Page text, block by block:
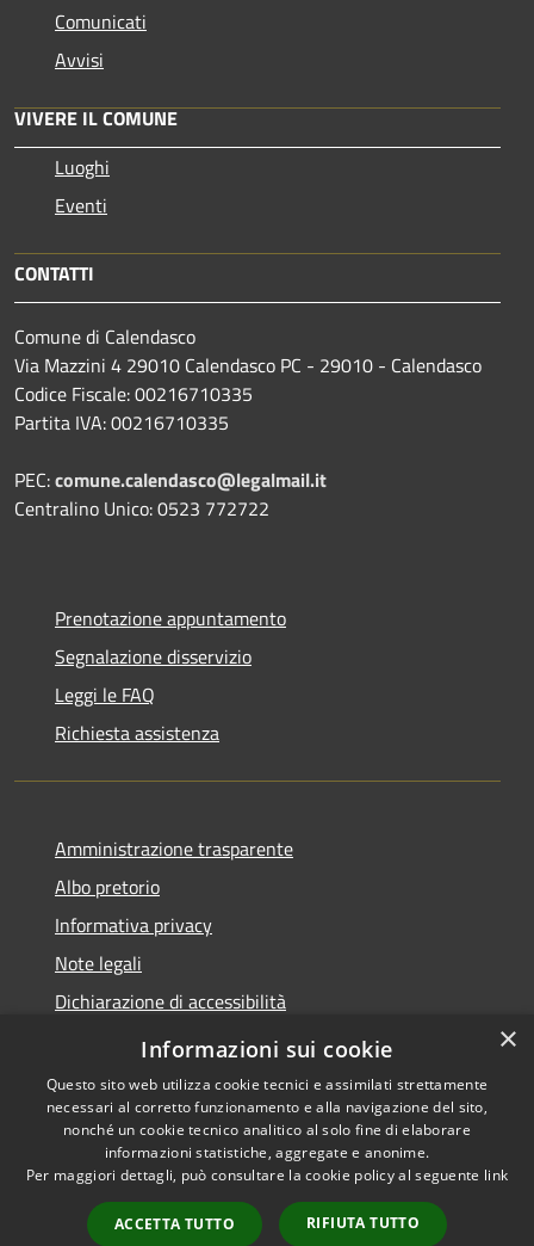
Comunicati
Avvisi
VIVERE IL COMUNE
Luoghi
Eventi
CONTATTI
Comune di Calendasco
Via Mazzini 4 29010 Calendasco PC - 29010 - Calendasco
Codice Fiscale: 00216710335
Partita IVA: 00216710335
PEC:comune.calendasco@legalmail.it
Centralino Unico: 0523 772722
Prenotazione appuntamento
Segnalazione disservizio
Leggi le FAQ
Richiesta assistenza
Amministrazione trasparente
Albo pretorio
Informativa privacy
Note legali
Dichiarazione di accessibilità
Piano di miglioramento del sito
Accessibilità
Copyright © 2026 • Comune di
Calendasco • Powered by
Municipium•
Accesso
×
Informazioni sui cookie
Questo sito web utilizza cookie tecnici e assimilati strettamente
necessari al corretto funzionamento e alla navigazione del sito,
nonché un cookie tecnico analitico al solo fine di elaborare
informazioni statistiche, aggregate e anonime.
Per maggiori dettagli, può consultare la cookie policy al seguente link
ACCETTA TUTTO RIFIUTA TUTTO